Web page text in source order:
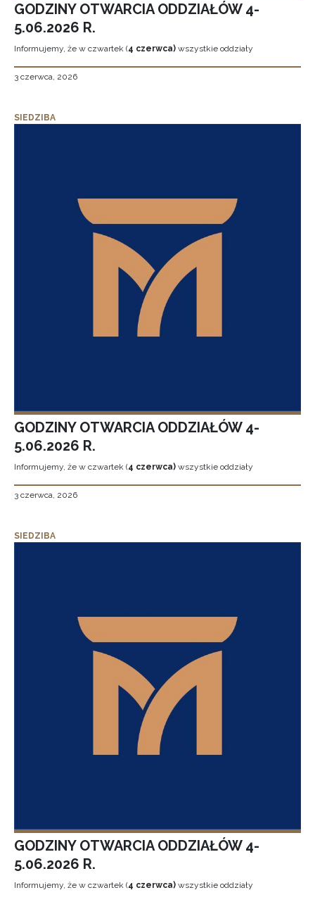
GODZINY OTWARCIA ODDZIAŁÓW 4-
5.06.2026 R.
Informujemy, że w czwartek (4 czerwca) wszystkie oddziały
3 czerwca, 2026
SIEDZIBA
GODZINY OTWARCIA ODDZIAŁÓW 4-
5.06.2026 R.
Informujemy, że w czwartek (4 czerwca) wszystkie oddziały
3 czerwca, 2026
SIEDZIBA
GODZINY OTWARCIA ODDZIAŁÓW 4-
5.06.2026 R.
Informujemy, że w czwartek (4 czerwca) wszystkie oddziały